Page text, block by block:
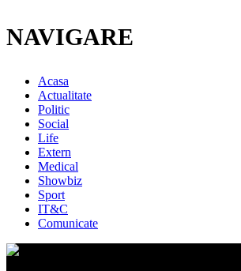
NAVIGARE
Acasa
Actualitate
Politic
Social
Life
Extern
Medical
Showbiz
Sport
IT&C
Comunicate